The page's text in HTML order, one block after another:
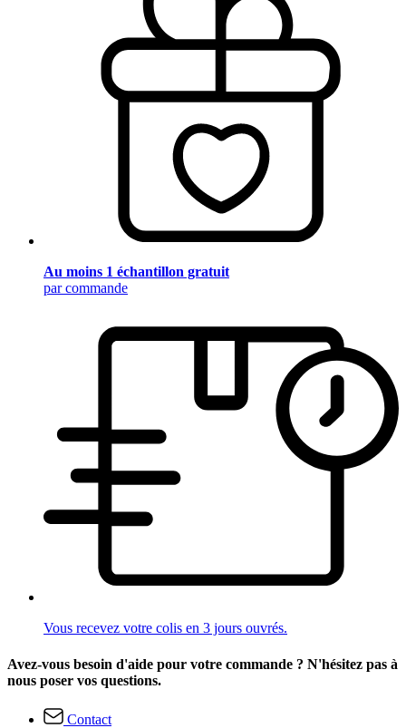
Au moins 1 échantillon gratuit
par commande
Vous recevez votre colis en 3 jours ouvrés.
Avez-vous besoin d'aide pour votre commande ? N'hésitez pas à
nous poser vos questions.
Contact